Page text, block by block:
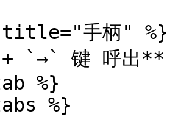
手柄" %}
`→` 键 呼出**
%}
%}